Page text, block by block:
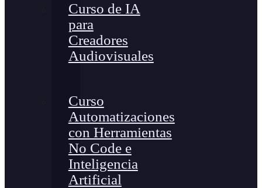
Curso de IA
para
Creadores
Audiovisuales
Curso
Automatizaciones
con Herramientas
No Code e
Inteligencia
Artificial